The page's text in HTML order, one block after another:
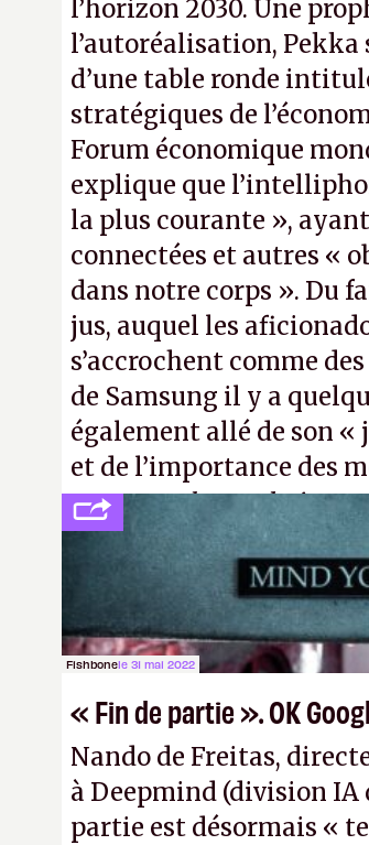
l’horizon 2030. Une
l’autoréalisation, Pekka
d’une table ronde
stratégiques de
Forum économique
explique que
la plus courante »,
connectées et autres «
dans notre corps ». Du
jus, auquel les
s’accrochent comme
de Samsung il y a
également allé de son
et de l’importance des
comme «la prochaine
après le World Wide Web
Pexels / Pixabay)
Fishbonele 31 mai 2022
« Fin de partie ». OK
Nando de Freitas,
à Deepmind (division IA
partie est désormais «